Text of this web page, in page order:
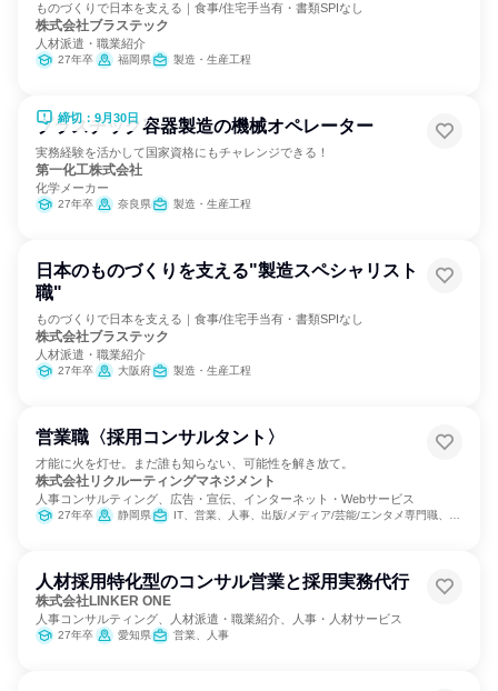
ものづくりで日本を支える｜食事/住宅手当有・書類SPIなし
株式会社ブラステック
人材派遣・職業紹介
27年卒 福岡県 製造・生産工程
締切：9月30日
プラスチック容器製造の機械オペレーター
実務経験を活かして国家資格にもチャレンジできる！
第一化工株式会社
化学メーカー
27年卒 奈良県 製造・生産工程
日本のものづくりを支える"製造スペシャリスト
職"
ものづくりで日本を支える｜食事/住宅手当有・書類SPIなし
株式会社ブラステック
人材派遣・職業紹介
27年卒 大阪府 製造・生産工程
営業職〈採用コンサルタント〉
才能に火を灯せ。まだ誰も知らない、可能性を解き放て。
株式会社リクルーティングマネジメント
人事コンサルティング、広告・宣伝、インターネット・Webサービス
27年卒 静岡県 IT、営業、人事、出版/メディア/芸能/エンタメ専門職、経営/事業企画、マーケティング・広告・宣伝、カスタマーサクセス、カスタマーサポート/コールセンター
人材採用特化型のコンサル営業と採用実務代行
株式会社LINKER ONE
人事コンサルティング、人材派遣・職業紹介、人事・人材サービス
27年卒 愛知県 営業、人事